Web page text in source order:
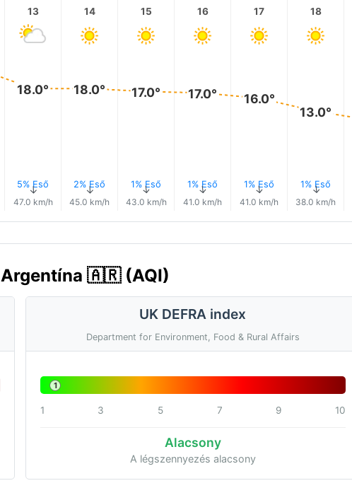
13
18.0°
5% Eső
↑
47.0 km/h
14
18.0°
2% Eső
↑
45.0 km/h
15
17.0°
1% Eső
↑
43.0 km/h
16
17.0°
1% Eső
↑
41.0 km/h
17
16.0°
1% Eső
↑
41.0 km/h
18
13.0°
1% Eső
↑
38.0 km/h
Argentína 🇦🇷 (AQI)
UK DEFRA index
Department for Environment, Food & Rural Affairs
1
1 3 5 7 9 10
Alacsony
A légszennyezés alacsony